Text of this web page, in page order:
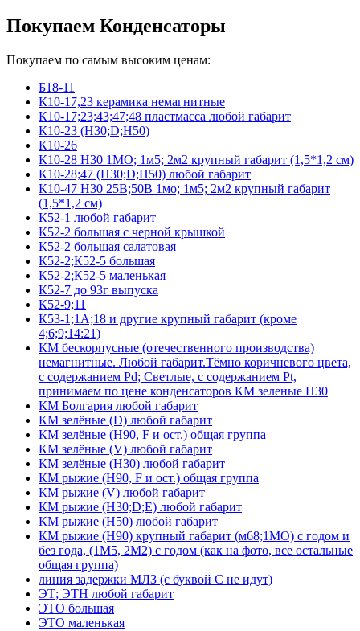
Покупаем Конденсаторы
Покупаем по самым высоким ценам:
Б18-11
К10-17,23 керамика немагнитные
К10-17;23;43;47;48 пластмасса любой габарит
К10-23 (Н30;D;Н50)
К10-26
К10-28 Н30 1МО; 1м5; 2м2 крупный габарит (1,5*1,2 см)
К10-28;47 (Н30;D;Н50) любой габарит
К10-47 Н30 25В;50В 1мо; 1м5; 2м2 крупный габарит
(1,5*1,2 см)
К52-1 любой габарит
К52-2 большая с черной крышкой
К52-2 большая салатовая
К52-2;К52-5 большая
К52-2;К52-5 маленькая
К52-7 до 93г выпуска
К52-9;11
К53-1;1А;18 и другие крупный габарит (кроме
4;6;9;14:21)
КМ бескорпусные (отечественного производства)
немагнитные. Любой габарит.Тёмно коричневого цвета,
с содержанием Pd; Светлые, с содержанием Pt,
принимаем по цене конденсаторов КМ зеленые Н30
КМ Болгария любой габарит
КМ зелёные (D) любой габарит
КМ зелёные (H90, F и ост.) общая группа
КМ зелёные (V) любой габарит
КМ зелёные (Н30) любой габарит
КМ рыжие (H90, F и ост.) общая группа
КМ рыжие (V) любой габарит
КМ рыжие (Н30;D;E) любой габарит
КМ рыжие (Н50) любой габарит
КМ рыжие (Н90) крупный габарит (м68;1МО) с годом и
без года, (1М5, 2М2) с годом (как на фото, все остальные
общая группа)
линия задержки МЛЗ (с буквой С не идут)
ЭТ; ЭТН любой габарит
ЭТО большая
ЭТО маленькая